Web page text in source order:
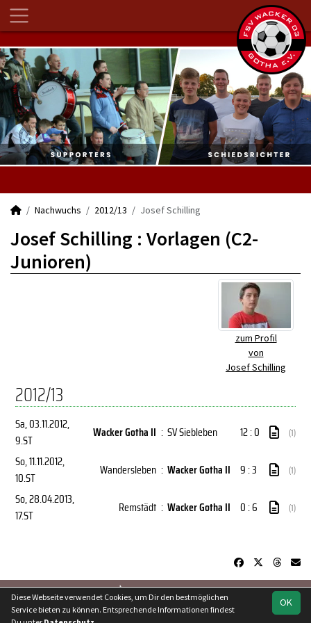
Nachwuchs 2012/13 Josef Schilling
Josef Schilling : Vorlagen (C2-
Junioren)
zum Profil
von
Josef Schilling
2012/13
Sa, 03.11.2012,
9.ST
Wacker Gotha II : SV Siebleben 12 : 0 (1)
So, 11.11.2012,
10.ST
Wandersleben : Wacker Gotha II 9 : 3 (1)
So, 28.04.2013,
17.ST
Remstädt : Wacker Gotha II 0 : 6 (1)
soccero.de
OK
Diese Webseite verwendet Cookies, um Dir den bestmöglichen
Service bieten zu können. Entsprechende Informationen findest